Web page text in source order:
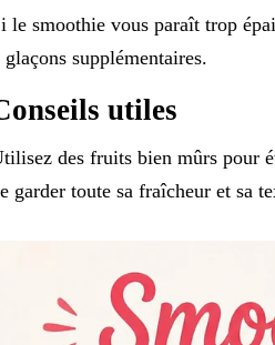
le smoothie vous paraît trop
glaçons supplémentaires.
utiles
des fruits bien mûrs pour
garder toute sa fraîcheur et sa